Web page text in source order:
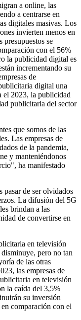
a online, las
a centrarse en
digitales masivas. Los
invierten menos en
presupuestos se
con el 56%
la publicidad digital es
incrementando su
de
digital una
el 2023, la publicidad
publicitaria del sector
que somos de las
Las empresas de
de la pandemia,
y manteniéndonos
ha manifestado
de ser olvidados
La difusión del 5G
brindan a las
de convertirse en
en televisión
pero no tan
de las otras
las empresas de
en televisión
la caída del 3,5%
su inversión
comparación con el